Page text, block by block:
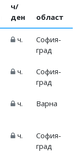
ч/
ден
област
ч.
София-
град
ч.
София-
град
ч. Варна
ч.
София-
град